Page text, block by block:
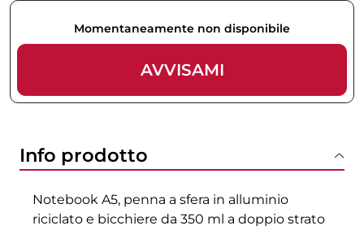
Momentaneamente non disponibile
AVVISAMI
Info prodotto
Notebook A5, penna a sfera in alluminio
riciclato e bicchiere da 350 ml a doppio strato